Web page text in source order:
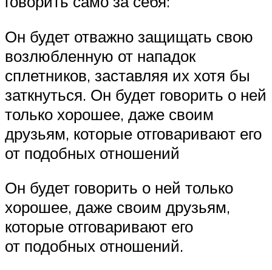
Он будет отважно защищать свою
возлюбленную от нападок
сплетников, заставляя их хотя бы
заткнуться. Он будет говорить о ней
только хорошее, даже своим
друзьям, которые отговаривают его
от подобных отношений
Он будет говорить о ней только
хорошее, даже своим друзьям,
которые отговаривают его
от подобных отношений.